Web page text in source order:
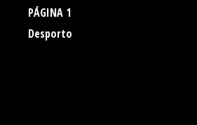
PÁGINA 1
Desporto